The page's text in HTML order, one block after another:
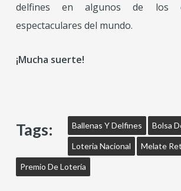
delfines en algunos de los
espectaculares del mundo.
¡Mucha suerte!
Tags: Ballenas Y Delfines Bolsa
Loteria Nacional Melate
Premio De Lotería